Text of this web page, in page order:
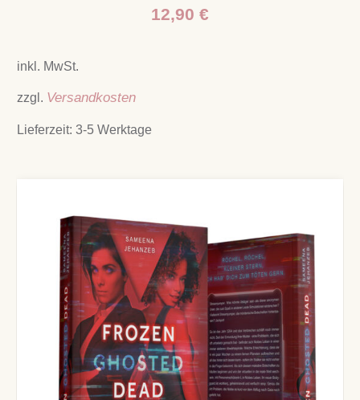
12,90 €
inkl. MwSt.
zzgl. Versandkosten
Lieferzeit:3-5 Werktage